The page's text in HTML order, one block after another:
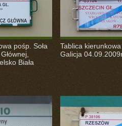
pośp. Soła
Biała
Tablica
Galicja